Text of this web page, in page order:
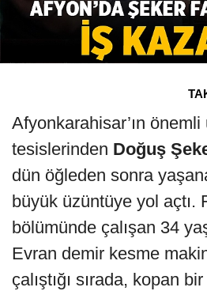
Afyonkarahisar’ın önemli
tesislerinden Doğuş
dün öğleden sonra
büyük üzüntüye yol açtı.
bölümünde çalışan 34
Evran demir kesme
çalıştığı sırada, kopan